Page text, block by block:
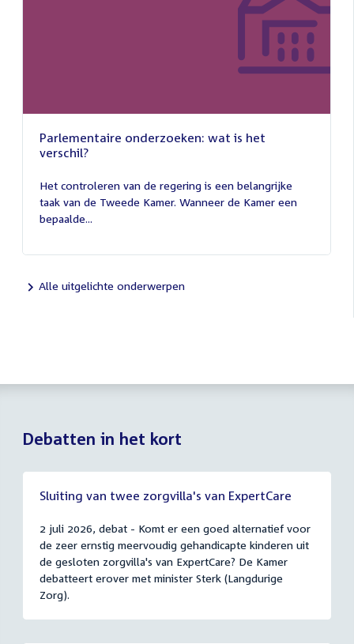
Parlementaire onderzoeken: wat is het
verschil?
juli
2026
Het controleren van de regering is een belangrijke
taak van de Tweede Kamer. Wanneer de Kamer een
bepaalde...
Alle uitgelichte onderwerpen
Debatten in het kort
Sluiting van twee zorgvilla's van ExpertCare
2 juli 2026, debat - Komt er een goed alternatief voor
de zeer ernstig meervoudig gehandicapte kinderen uit
de gesloten zorgvilla's van ExpertCare? De Kamer
debatteert erover met minister Sterk (Langdurige
Zorg).